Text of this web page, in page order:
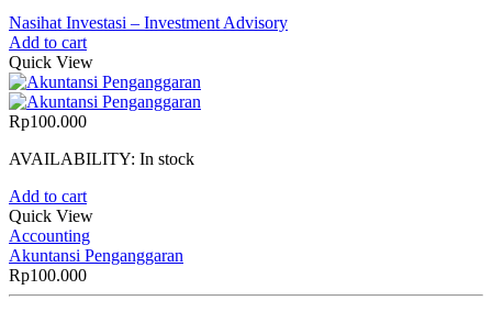
Nasihat Investasi – Investment Advisory
Add to cart
Quick View
Rp100.000
AVAILABILITY: In stock
Add to cart
Quick View
Accounting
Akuntansi Penganggaran
Rp100.000